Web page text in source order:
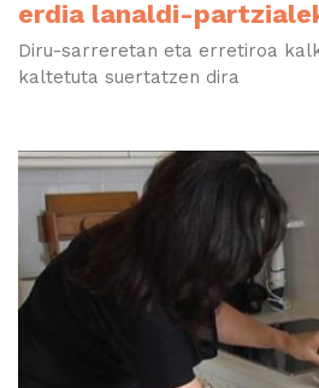
erdia lanaldi-
Diru-sarreretan eta erretiroa
kaltetuta suertatzen dira